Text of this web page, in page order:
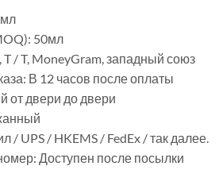
50мл
/ T, MoneyGram, западный союз
В 12 часов после оплаты
от двери до двери
/ UPS / HKEMS / FedEx / так далее.
Доступен после посылки